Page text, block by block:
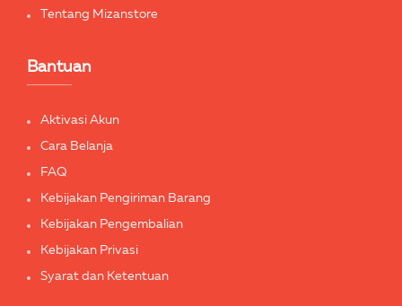
Tentang Mizanstore
Bantuan
Aktivasi Akun
Cara Belanja
FAQ
Kebijakan Pengiriman Barang
Kebijakan Pengembalian
Kebijakan Privasi
Syarat dan Ketentuan